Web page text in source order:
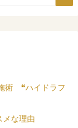
術 ❝ハイドラフ
メな理由